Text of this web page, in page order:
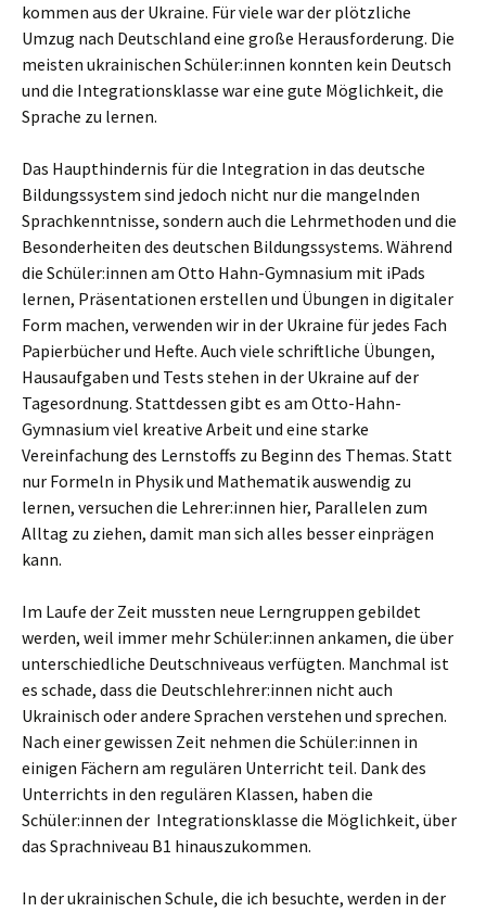
kommen aus der Ukraine. Für viele war der plötzliche
Umzug nach Deutschland eine große Herausforderung. Die
meisten ukrainischen Schüler:innen konnten kein Deutsch
und die Integrationsklasse war eine gute Möglichkeit, die
Sprache zu lernen.
Das Haupthindernis für die Integration in das deutsche
Bildungssystem sind jedoch nicht nur die mangelnden
Sprachkenntnisse, sondern auch die Lehrmethoden und die
Besonderheiten des deutschen Bildungssystems. Während
die Schüler:innen am Otto Hahn-Gymnasium mit iPads
lernen, Präsentationen erstellen und Übungen in digitaler
Form machen, verwenden wir in der Ukraine für jedes Fach
Papierbücher und Hefte. Auch viele schriftliche Übungen,
Hausaufgaben und Tests stehen in der Ukraine auf der
Tagesordnung. Stattdessen gibt es am Otto-Hahn-
Gymnasium viel kreative Arbeit und eine starke
Vereinfachung des Lernstoffs zu Beginn des Themas. Statt
nur Formeln in Physik und Mathematik auswendig zu
lernen, versuchen die Lehrer:innen hier, Parallelen zum
Alltag zu ziehen, damit man sich alles besser einprägen
kann.
Im Laufe der Zeit mussten neue Lerngruppen gebildet
werden, weil immer mehr Schüler:innen ankamen, die über
unterschiedliche Deutschniveaus verfügten. Manchmal ist
es schade, dass die Deutschlehrer:innen nicht auch
Ukrainisch oder andere Sprachen verstehen und sprechen.
Nach einer gewissen Zeit nehmen die Schüler:innen in
einigen Fächern am regulären Unterricht teil. Dank des
Unterrichts in den regulären Klassen, haben die
Schüler:innen der Integrationsklasse die Möglichkeit, über
das Sprachniveau B1 hinauszukommen.
In der ukrainischen Schule, die ich besuchte, werden in der